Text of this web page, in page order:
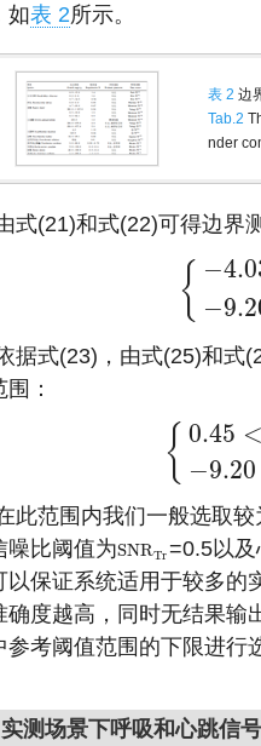
如表 2所示。
表 2 边
Tab.2
nder
式(21)和式(22)可得边界
{ −4
−9
{−
据式(23)，由式(25)和式
：
{ 0.45
−9.20
{0
此范围内我们一般选取
噪比阈值为SNRTr
SNRTr =0.5以
以保证系统适用于较多的
确度越高，同时无结果输
参考阈值范围的下限进行
测场景下呼吸和心跳信